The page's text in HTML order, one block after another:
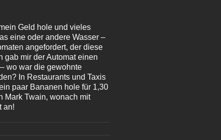
Geld hole und vieles
eine oder andere Wasser –
angefordert, der diese
gab mir der Automat einen
wo war die gewohnte
In Restaurants und Taxis
paar Bananen hole für 1,30
Mark Twain, wonach mit
an!